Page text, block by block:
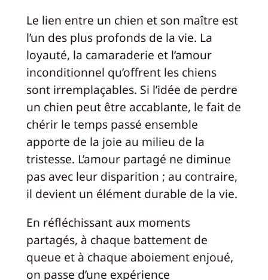
Le lien entre un chien et son maître est
l’un des plus profonds de la vie. La
loyauté, la camaraderie et l’amour
inconditionnel qu’offrent les chiens
sont irremplaçables. Si l’idée de perdre
un chien peut être accablante, le fait de
chérir le temps passé ensemble
apporte de la joie au milieu de la
tristesse. L’amour partagé ne diminue
pas avec leur disparition ; au contraire,
il devient un élément durable de la vie.
En réfléchissant aux moments
partagés, à chaque battement de
queue et à chaque aboiement enjoué,
on passe d’une expérience